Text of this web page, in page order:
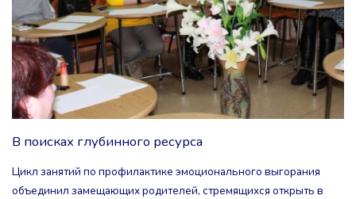
В поисках глубинного ресурса
Цикл занятий по профилактике эмоционального выгорания
объединил замещающих родителей, стремящихся открыть в